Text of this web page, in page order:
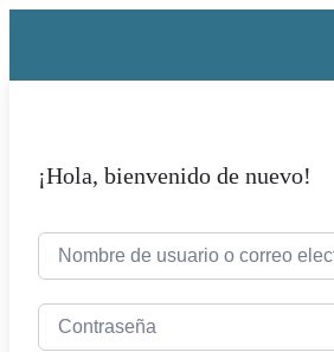
¡Hola, bienvenido de nuevo!